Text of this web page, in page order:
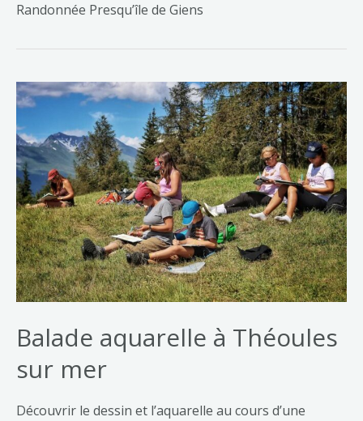
Randonnée Presqu’île de Giens
Balade aquarelle à Théoules
sur mer
Découvrir le dessin et l’aquarelle au cours d’une